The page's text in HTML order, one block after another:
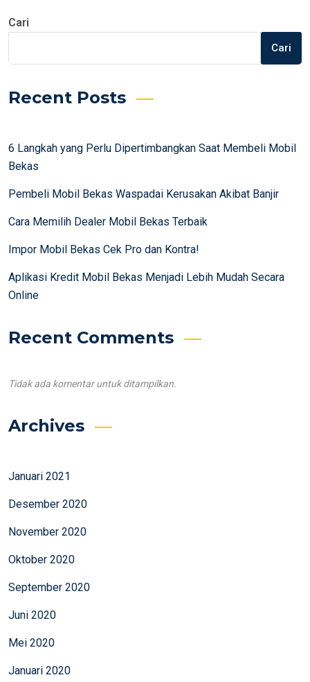
Cari
Cari
Recent Posts
6 Langkah yang Perlu Dipertimbangkan Saat Membeli Mobil
Bekas
Pembeli Mobil Bekas Waspadai Kerusakan Akibat Banjir
Cara Memilih Dealer Mobil Bekas Terbaik
Impor Mobil Bekas Cek Pro dan Kontra!
Aplikasi Kredit Mobil Bekas Menjadi Lebih Mudah Secara
Online
Recent Comments
Tidak ada komentar untuk ditampilkan.
Archives
Januari 2021
Desember 2020
November 2020
Oktober 2020
September 2020
Juni 2020
Mei 2020
Januari 2020